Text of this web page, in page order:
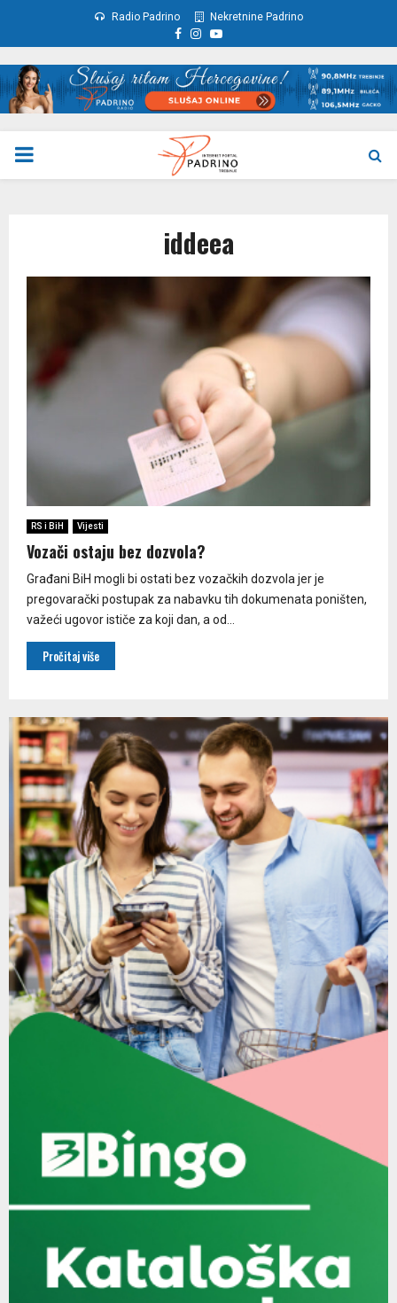
Radio Padrino Nekretnine Padrino
Facebook
Instagram
Youtube
PRIMARY
iddeea
RS i BiH Vijesti
Vozači ostaju bez dozvola?
Građani BiH mogli bi ostati bez vozačkih dozvola jer je
pregovarački postupak za nabavku tih dokumenata poništen,
važeći ugovor ističe za koji dan, a od...
Pročitaj više